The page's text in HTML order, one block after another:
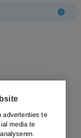
advertenties te
media te
vast te